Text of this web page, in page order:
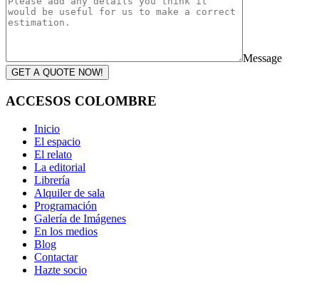
Message
GET A QUOTE NOW!
ACCESOS COLOMBRE
Inicio
El espacio
El relato
La editorial
Librería
Alquiler de sala
Programación
Galería de Imágenes
En los medios
Blog
Contactar
Hazte socio